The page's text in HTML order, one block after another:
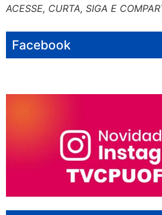
ACESSE, CURTA, SIGA E
Facebook